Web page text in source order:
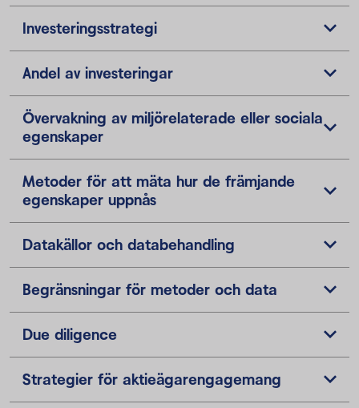
Investeringsstrategi
Andel av investeringar
Övervakning av miljörelaterade eller sociala
egenskaper
Metoder för att mäta hur de främjande
egenskaper uppnås
Datakällor och databehandling
Begränsningar för metoder och data
Due diligence
Strategier för aktieägarengagemang